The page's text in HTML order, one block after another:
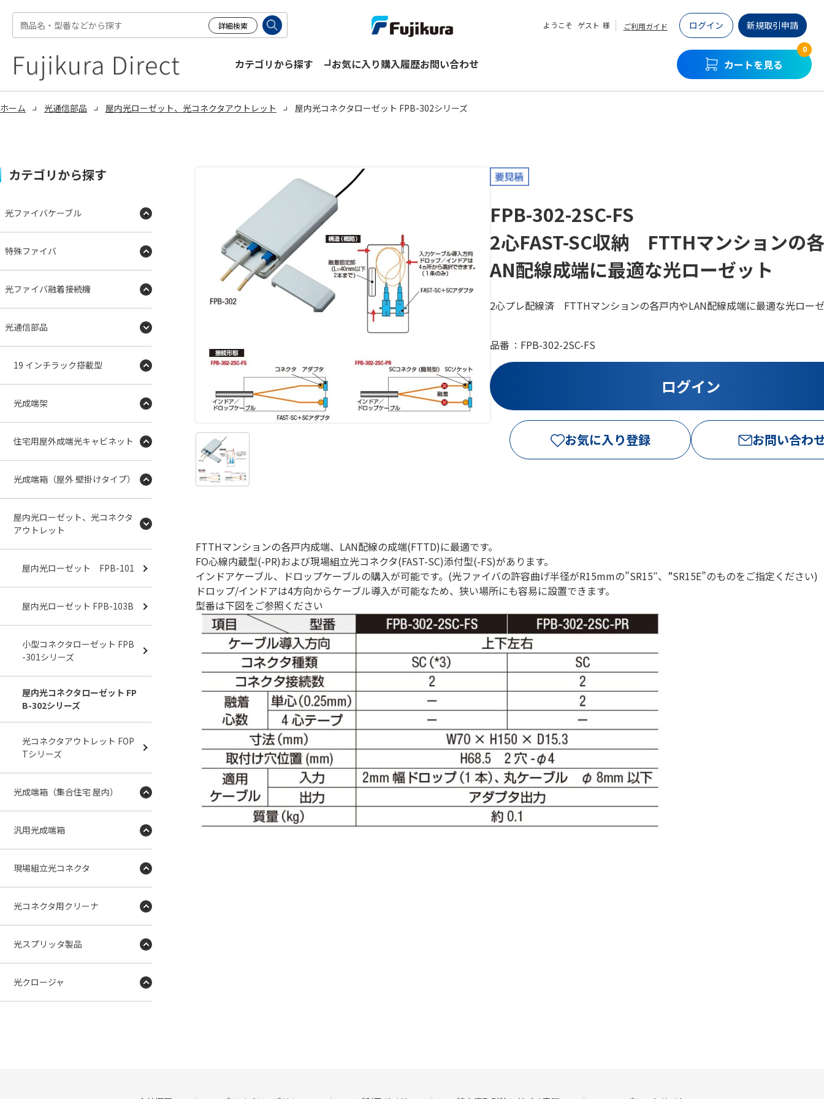
ようこそ ゲスト 様 ご利用ガイド ログイン 新規取引申請
カテゴリから探す お気に入り購入履歴お問い合わせ カートを見る
0
ホーム 光通信部品 屋内光ローゼット、光コネクタアウトレット 屋内光コネクタローゼット FPB-302シリーズ
FPB-302-2SC-FS
2心FAST-SC収納 FTTHマンションの
AN配線成端に最適な光ローゼット
2心プレ配線済 FTTHマンションの各戸内やLAN配線成端に最適な光ロー
品番 FPB-302-2SC-FS
お気に入り登録 お問い合わ
FTTHマンションの各戸内成端、LAN配線の成端(FTTD)に最適です。
FO心線内蔵型(-PR)および現場組立光コネクタ(FAST-SC)添付型(-FS)があります。
インドアケーブル、ドロップケーブルの購入が可能です。(光ファイバの許容曲げ半径がR15mmの”SR15″、”SR15E”のものをご指定ください)
ドロップ/インドアは4方向からケーブル導入が可能なため、狭い場所にも容易に設置できます。
型番は下図をご参照ください
カテゴリから探す
光ファイバケーブル
特殊ファイバ
光ファイバ融着接続機
光通信部品
19 インチラック搭載型
光成端架
住宅用屋外成端光キャビネット
光成端箱（屋外 壁掛けタイプ）
屋内光ローゼット、光コネクタ
アウトレット
屋内光ローゼット FPB-101
屋内光ローゼット FPB-103B
小型コネクタローゼット FPB
-301シリーズ
屋内光コネクタローゼット FP
B-302シリーズ
光コネクタアウトレット FOP
Tシリーズ
光成端箱（集合住宅 屋内）
汎用光成端箱
現場組立光コネクタ
光コネクタ用クリーナ
光スプリッタ製品
光クロージャ